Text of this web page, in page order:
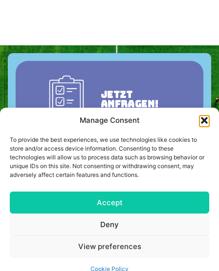
Manage Consent
To provide the best experiences, we use technologies like cookies to
store and/or access device information. Consenting to these
technologies will allow us to process data such as browsing behavior or
unique IDs on this site. Not consenting or withdrawing consent, may
adversely affect certain features and functions.
Accept
Deny
View preferences
Cookie Policy
Jetzt
anfragen!
Kontaktiere uns jetzt und wir planen gemeinsam das
perfekte Trainingslager für Euch. Einfach das
nachfolgende Kontaktformular ausfüllen und ein
unverbindliches Angebot anfordern.
+49 (0) 40 8740 9534
015735990629
thorben.braune@trainingslager.com